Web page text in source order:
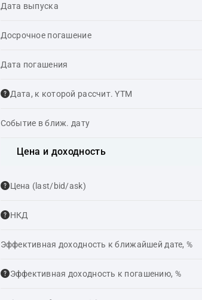
Дата выпуска
Досрочное погашение
Дата погашения
Дата, к которой рассчит. YTM
Событие в ближ. дату
Цена и доходность
Цена (last/bid/ask)
НКД
Эффективная доходность к ближайшей дате, %
Эффективная доходность к погашению, %